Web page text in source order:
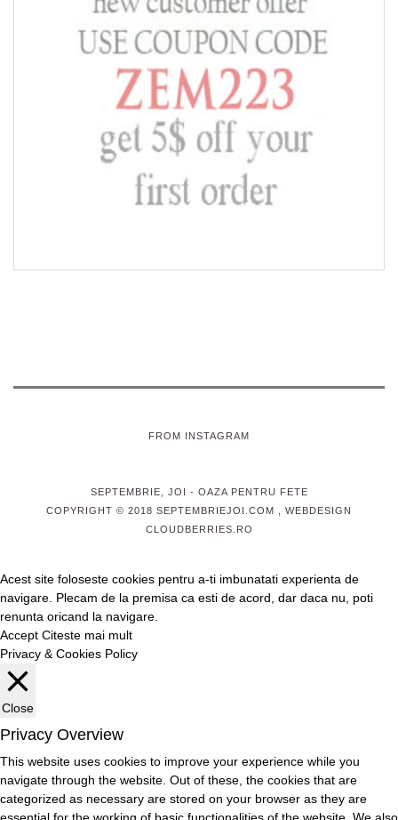
FROM INSTAGRAM
SEPTEMBRIE, JOI - OAZA PENTRU FETE
COPYRIGHT © 2018 SEPTEMBRIEJOI.COM , WEBDESIGN
CLOUDBERRIES.RO
Acest site foloseste cookies pentru a-ti imbunatati experienta de
navigare. Plecam de la premisa ca esti de acord, dar daca nu, poti
renunta oricand la navigare.
Accept Citeste mai mult
Privacy & Cookies Policy
Close
Privacy Overview
This website uses cookies to improve your experience while you
navigate through the website. Out of these, the cookies that are
categorized as necessary are stored on your browser as they are